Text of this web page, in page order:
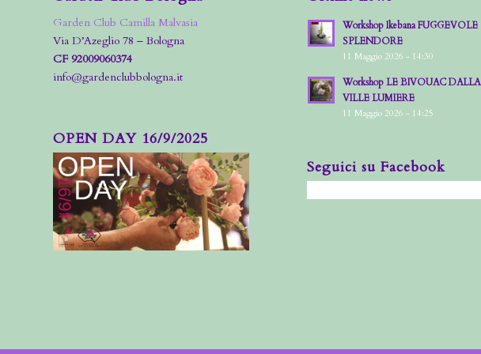
Garden Club Camilla Malvasia
Via D’Azeglio 78 – Bologna
CF 92009060374
info@gardenclubbologna.it
OPEN DAY 16/9/2025
Workshop Ikebana FUGGEVOLE
SPLENDORE
11 Maggio 2026 - 14:30
Workshop LE BIVOUAC DALLA
VILLE LUMIERE
11 Maggio 2026 - 14:25
Seguici su Facebook